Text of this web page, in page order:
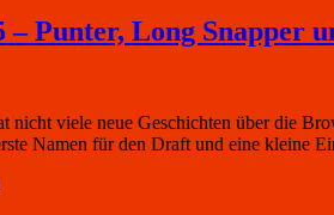
– Punter, Long Snapper
nicht viele neue Geschichten über die
Namen für den Draft und eine kleine